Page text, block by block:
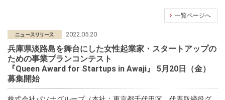
一覧ページへ
2022.05.20
兵庫県淡路島を舞台にした女性起業家・スタートアップの
ための事業プランコンテスト
『Queen Award for Startups in Awaji』 5月20日（金）
募集開始